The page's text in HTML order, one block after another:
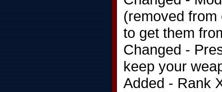
(removed from
to get them
Changed -
keep your
Added - Rank